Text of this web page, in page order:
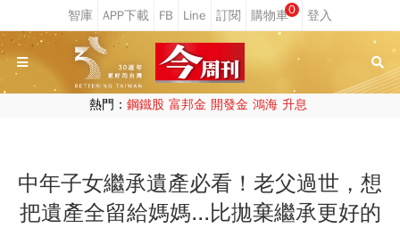
0
熱門： 鋼鐵股 富邦金 開發金 鴻海 升息
中年子女繼承遺產必看！老父過世，想
把遺產全留給媽媽...比拋棄繼承更好的